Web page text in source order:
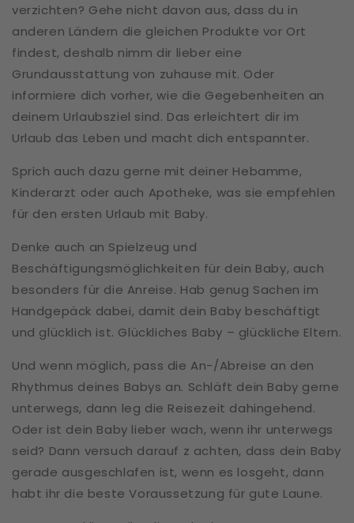
verzichten? Gehe nicht davon aus, dass du in
anderen Ländern die gleichen Produkte vor Ort
findest, deshalb nimm dir lieber eine
Grundausstattung von zuhause mit. Oder
informiere dich vorher, wie die Gegebenheiten an
deinem Urlaubsziel sind. Das erleichtert dir im
Urlaub das Leben und macht dich entspannter.
Sprich auch dazu gerne mit deiner Hebamme,
Kinderarzt oder auch Apotheke, was sie empfehlen
für den ersten Urlaub mit Baby.
Denke auch an Spielzeug und
Beschäftigungsmöglichkeiten für dein Baby, auch
besonders für die Anreise. Hab genug Sachen im
Handgepäck dabei, damit dein Baby beschäftigt
und glücklich ist. Glückliches Baby – glückliche Eltern.
Und wenn möglich, pass die An-/Abreise an den
Rhythmus deines Babys an. Schläft dein Baby gerne
unterwegs, dann leg die Reisezeit dahingehend.
Oder ist dein Baby lieber wach, wenn ihr unterwegs
seid? Dann versuch darauf z achten, dass dein Baby
gerade ausgeschlafen ist, wenn es losgeht, dann
habt ihr die beste Voraussetzung für gute Laune.